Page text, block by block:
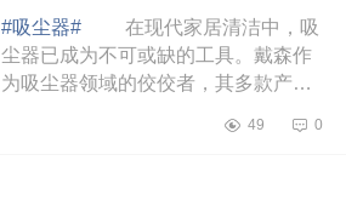
#吸尘器#
在现代家居清洁中，吸
尘器已成为不可或缺的工具。戴森作
为吸尘器领域的佼佼者，其多款产品
编为大家介绍下戴森V12吸尘器好用
49 0